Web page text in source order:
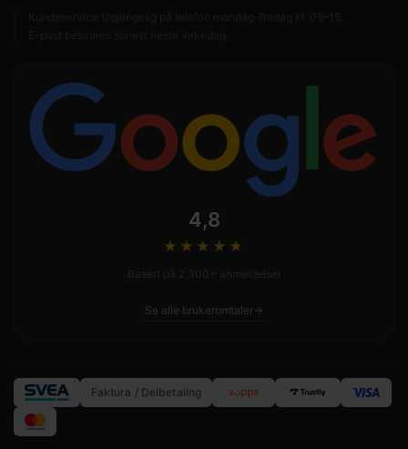
4,8
★★★★ ★
Se alle brukeromtaler
Faktura / Delbetaling